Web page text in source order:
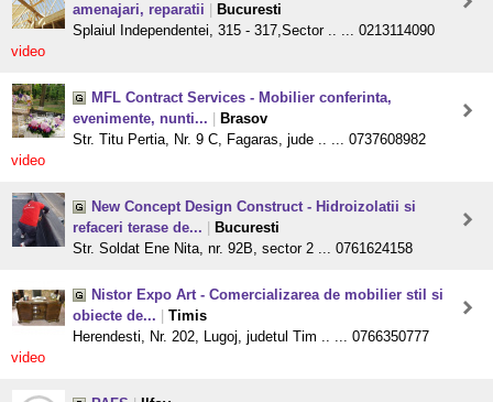
amenajari, reparatii
Bucuresti
Splaiul Independentei, 315 - 317,Sector .. ... 0213114090
video
MFL Contract Services - Mobilier conferinta,
evenimente, nunti...
Brasov
Str. Titu Pertia, Nr. 9 C, Fagaras, jude .. ... 0737608982
video
New Concept Design Construct - Hidroizolatii si
refaceri terase de...
Bucuresti
Str. Soldat Ene Nita, nr. 92B, sector 2 ... 0761624158
Nistor Expo Art - Comercializarea de mobilier stil si
obiecte de...
Timis
Herendesti, Nr. 202, Lugoj, judetul Tim .. ... 0766350777
video